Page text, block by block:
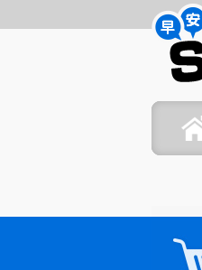
ン
ビ
セ
イ
ス
ホーム
材
料